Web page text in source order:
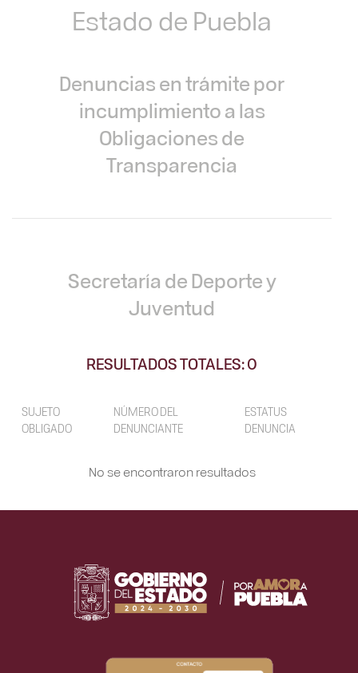
Estado de Puebla
Denuncias en trámite por
incumplimiento a las
Obligaciones de
Transparencia
Secretaría de Deporte y
Juventud
RESULTADOS TOTALES: 0
SUJETO
OBLIGADO
NÚMERO DEL
DENUNCIANTE
ESTATUS
DENUNCIA
No se encontraron resultados